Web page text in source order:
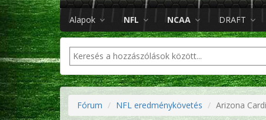
Alapok NFL NCAA DRAFT
Fórum NFL eredménykövetés Arizona